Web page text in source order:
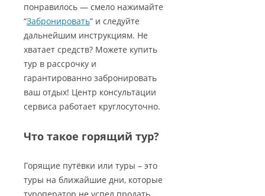
понравилось — смело нажимайте
“Забронировать” и следуйте
дальнейшим инструкциям. Не
хватает средств? Можете купить
тур в рассрочку и
гарантированно забронировать
ваш отдых! Центр консультации
сервиса работает круглосуточно.
Что такое горящий тур?
Горящие путёвки или туры – это
туры на ближайшие дни, которые
туроператор не успел продать.